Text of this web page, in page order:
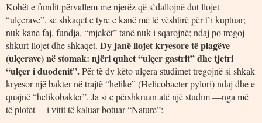
Kohët e fundit përvallem me njerëz që s`dallojnë dot llojet
“ulçerave”, se shkaqet e tyre e kanë më të vështirë për t`i kuptuar;
nuk kanë faj, fundja, “mjekët” tanë nuk i sqarojnë; ndaj po tregoj
shkurt llojet dhe shkaqet. Dy janë llojet kryesore të plagëve
(ulçerave) në stomak: njëri quhet “ulçer gastrit” dhe tjetri
“ulçer i duodenit”.Për të dy këto ulçera studimet tregojnë si shkak
kryesor një bakter në trajtë “helike” (Helicobacter pylori) ndaj dhe e
quajnë “helikobakter”. Ja si e përshkruan atë një studim ―nga më
të plotët― i vitit të kaluar botuar “Nature”: